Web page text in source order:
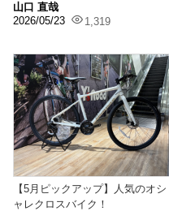
山口 直哉
2026/05/23
1,319
【5月ピックアップ】人気のオシ
ャレクロスバイク！